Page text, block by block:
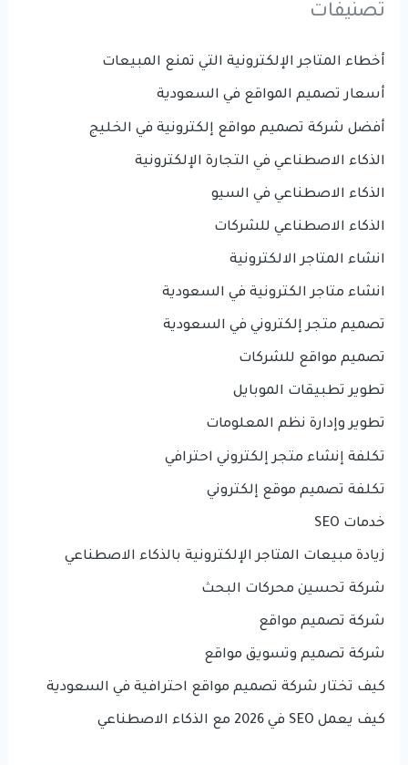
تصنيفات
أخطاء المتاجر الإلكترونية التي تمنع المبيعات
أسعار تصميم المواقع في السعودية
أفضل شركة تصميم مواقع إلكترونية في الخليج
الذكاء الاصطناعي في التجارة الإلكترونية
الذكاء الاصطناعي في السيو
الذكاء الاصطناعي للشركات
انشاء المتاجر الالكترونية
انشاء متاجر الكترونية في السعودية
تصميم متجر إلكتروني في السعودية
تصميم مواقع للشركات
تطوير تطبيقات الموبايل
تطوير وإدارة نظم المعلومات
تكلفة إنشاء متجر إلكتروني احترافي
تكلفة تصميم موقع إلكتروني
خدمات SEO
زيادة مبيعات المتاجر الإلكترونية بالذكاء الاصطناعي
شركة تحسين محركات البحث
شركة تصميم مواقع
شركة تصميم وتسويق مواقع
كيف تختار شركة تصميم مواقع احترافية في السعودية
كيف يعمل SEO في 2026 مع الذكاء الاصطناعي